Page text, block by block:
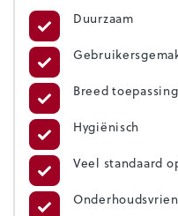
Duurzaam
Breed
Hygiënisch
Veel standaard